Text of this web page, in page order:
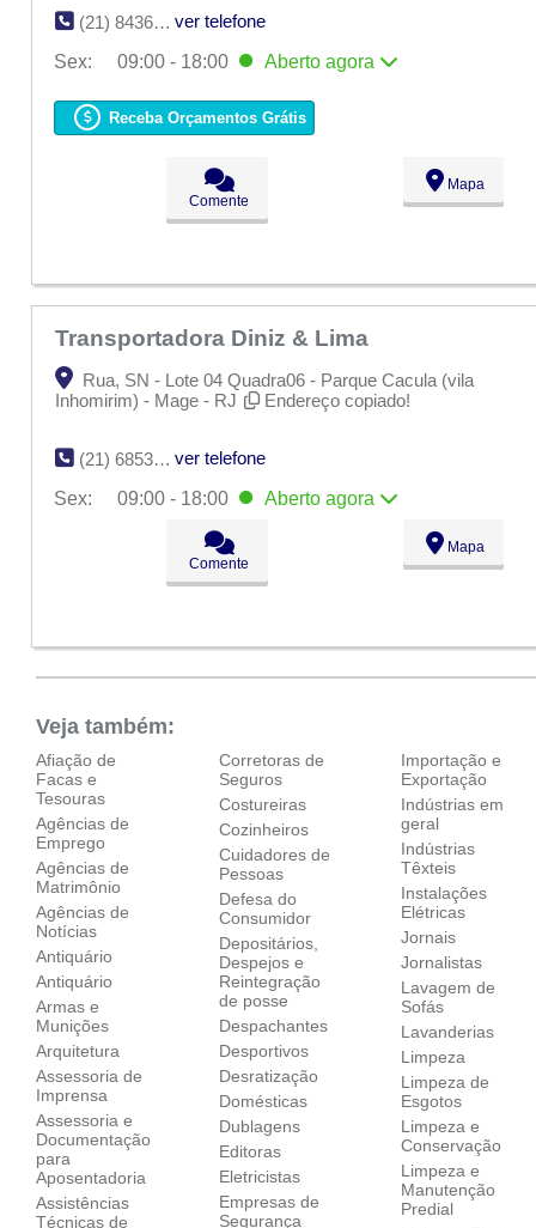
(21) 8436-0007
ver telefone
Sex:
09:00 - 18:00 Aberto agora
Ter:
09:00 - 18:00
Qua:
09:00 - 18:00
09:00 - 18:00
Fechado
Fechado
Receba Orçamentos Grátis
Comente
Mapa
Transportadora Diniz & Lima
Rua, SN - Lote 04 Quadra06 - Parque Cacula (vila
Inhomirim) - Mage - RJ
Endereço copiado!
(21) 6853-1032
ver telefone
Sex:
09:00 - 18:00 Aberto agora
09:00 - 18:00
09:00 - 18:00
09:00 - 18:00
Comente
Mapa
Veja também:
Afiação de
Facas e
Tesouras
Agências de
Emprego
Agências de
Matrimônio
Agências de
Notícias
Antiquário
Antiquário
Armas e
Munições
Arquitetura
Assessoria de
Imprensa
Assessoria e
Documentação
para
Aposentadoria
Assistências
Técnicas de
Corretoras de
Seguros
Costureiras
Cozinheiros
Cuidadores de
Pessoas
Defesa do
Consumidor
Depositários,
Despejos e
Reintegração
de posse
Despachantes
Desportivos
Desratização
Domésticas
Dublagens
Editoras
Eletricistas
Empresas de
Segurança
Importação e
Exportação
Indústrias em
geral
Indústrias
Têxteis
Instalações
Elétricas
Jornais
Jornalistas
Lavagem de
Sofás
Lavanderias
Limpeza
Limpeza de
Esgotos
Limpeza e
Conservação
Limpeza e
Manutenção
Predial